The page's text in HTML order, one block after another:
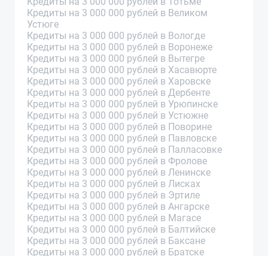
Кредиты на 3 000 000 рублей в Великом
Устюге
Кредиты на 3 000 000 рублей в Вологде
Кредиты на 3 000 000 рублей в Воронеже
Кредиты на 3 000 000 рублей в Вытегре
Кредиты на 3 000 000 рублей в Хасавюрте
Кредиты на 3 000 000 рублей в Харовске
Кредиты на 3 000 000 рублей в Дербенте
Кредиты на 3 000 000 рублей в Урюпинске
Кредиты на 3 000 000 рублей в Устюжне
Кредиты на 3 000 000 рублей в Поворине
Кредиты на 3 000 000 рублей в Павловске
Кредиты на 3 000 000 рублей в Палласовке
Кредиты на 3 000 000 рублей в Фролове
Кредиты на 3 000 000 рублей в Ленинске
Кредиты на 3 000 000 рублей в Лисках
Кредиты на 3 000 000 рублей в Эртиле
Кредиты на 3 000 000 рублей в Ангарске
Кредиты на 3 000 000 рублей в Магасе
Кредиты на 3 000 000 рублей в Балтийске
Кредиты на 3 000 000 рублей в Баксане
Кредиты на 3 000 000 рублей в Братске